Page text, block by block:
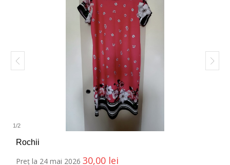
1/2
Rochii
Preț la 24 mai 2026 30,00 lei